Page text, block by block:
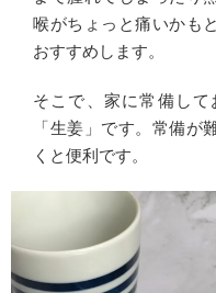
喉がちょっと痛いかも
おすすめします。
そこで、家に常備して
「生姜」です。常備が
くと便利です。